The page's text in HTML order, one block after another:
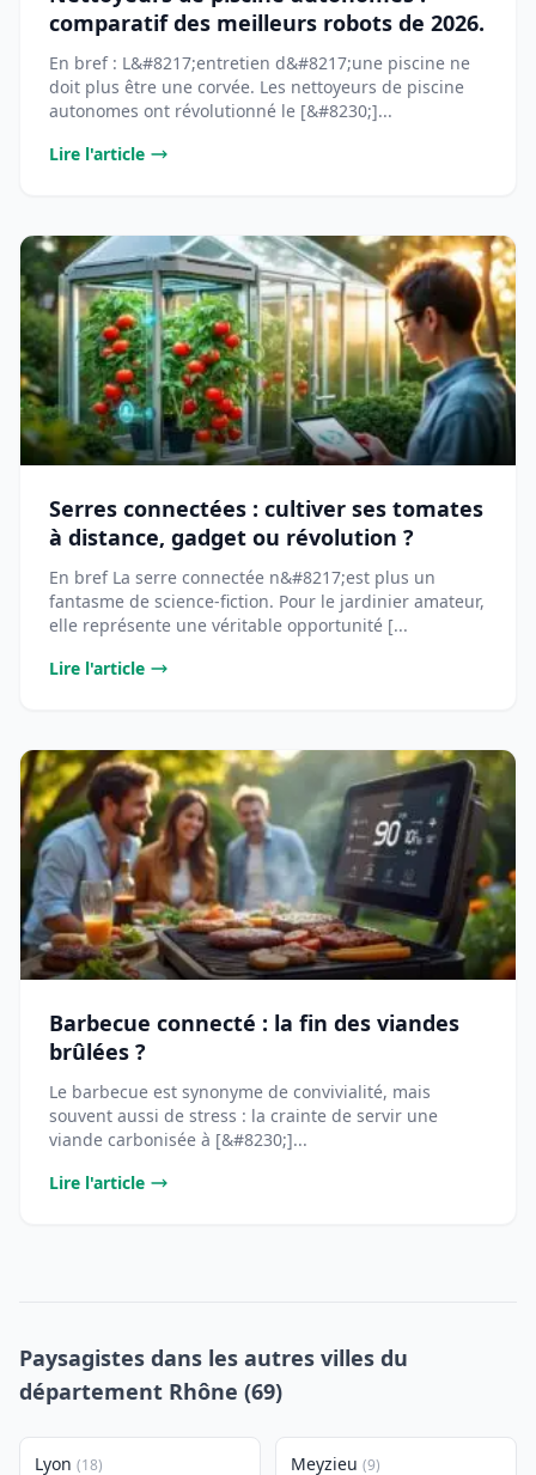
comparatif des meilleurs robots de 2026.
En bref : L&#8217;entretien d&#8217;une piscine ne
doit plus être une corvée. Les nettoyeurs de piscine
autonomes ont révolutionné le [&#8230;]...
Lire l'article
Serres connectées : cultiver ses tomates
à distance, gadget ou révolution ?
En bref La serre connectée n&#8217;est plus un
fantasme de science-fiction. Pour le jardinier amateur,
elle représente une véritable opportunité [...
Lire l'article
Barbecue connecté : la fin des viandes
brûlées ?
Le barbecue est synonyme de convivialité, mais
souvent aussi de stress : la crainte de servir une
viande carbonisée à [&#8230;]...
Lire l'article
Paysagistes dans les autres villes du
département Rhône (69)
Lyon (18) Meyzieu (9)